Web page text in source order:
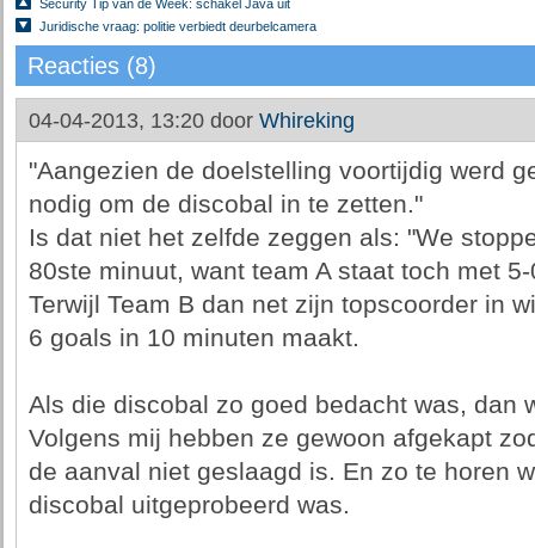
Security Tip van de Week: schakel Java uit
Juridische vraag: politie verbiedt deurbelcamera
Reacties (8)
04-04-2013, 13:20 door Whireking
"Aangezien de doelstelling voortijdig werd
nodig om de discobal in te zetten."
Is dat niet het zelfde zeggen als: "We
80ste minuut, want team A staat toch met
Terwijl Team B dan net zijn topscoorder in
6 goals in 10 minuten maakt.
Als die discobal zo goed bedacht was, dan
Volgens mij hebben ze gewoon afgekapt
de aanval niet geslaagd is. En zo te horen
discobal uitgeprobeerd was.